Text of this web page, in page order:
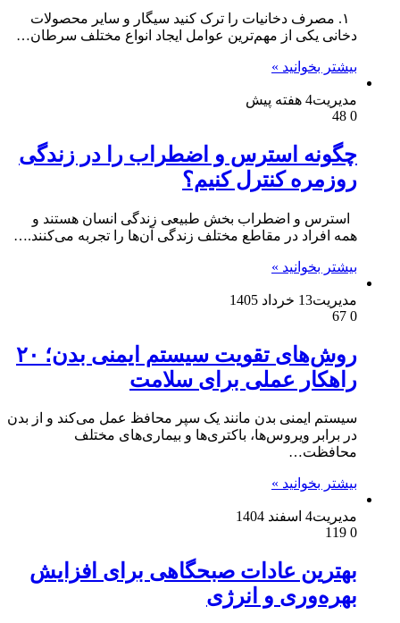
۱. مصرف دخانیات را ترک کنید سیگار و سایر محصولات
دخانی یکی از مهم‌ترین عوامل ایجاد انواع مختلف سرطان…
بیشتر بخوانید »
مدیریت4 هفته پیش
0
چگونه استرس و اضطراب را در زندگی
روزمره کنترل کنیم؟
استرس و اضطراب بخش طبیعی زندگی انسان هستند و
همه افراد در مقاطع مختلف زندگی آن‌ها را تجربه می‌کنند.…
بیشتر بخوانید »
مدیریت13 خرداد 1405
0
روش‌های تقویت سیستم ایمنی بدن؛ ۲۰
راهکار عملی برای سلامت
سیستم ایمنی بدن مانند یک سپر محافظ عمل می‌کند و از بدن
در برابر ویروس‌ها، باکتری‌ها و بیماری‌های مختلف
محافظت…
بیشتر بخوانید »
مدیریت4 اسفند 1404
0
بهترین عادات صبحگاهی برای افزایش
بهره‌وری و انرژی